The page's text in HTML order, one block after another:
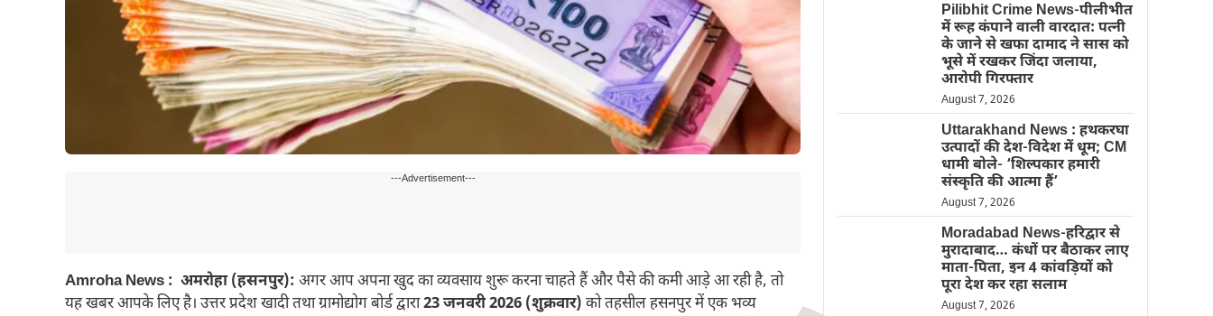
---Advertisement---
Amroha News : अमरोहा (हसनपुर): अगर आप अपना खुद का व्यवसाय शुरू करना चाहते हैं और पैसे की कमी आड़े आ रही है, तो
यह खबर आपके लिए है। उत्तर प्रदेश खादी तथा ग्रामोद्योग बोर्ड द्वारा23 जनवरी 2026 (शुक्रवार) को तहसील हसनपुर में एक भव्य
Pilibhit Crime News-पीलीभीत
में रूह कंपाने वाली वारदात: पत्नी
के जाने से खफा दामाद ने सास को
भूसे में रखकर जिंदा जलाया,
आरोपी गिरफ्तार
August 7, 2026
Uttarakhand News : हथकरघा
उत्पादों की देश-विदेश में धूम; CM
धामी बोले- ‘शिल्पकार हमारी
संस्कृति की आत्मा हैं’
August 7, 2026
Moradabad News-हरिद्वार से
मुरादाबाद… कंधों पर बैठाकर लाए
माता-पिता, इन 4 कांवड़ियों को
पूरा देश कर रहा सलाम
August 7, 2026